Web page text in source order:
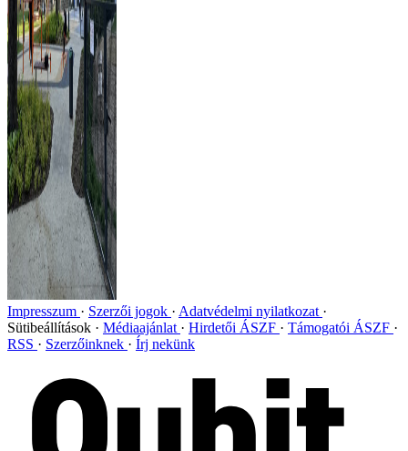
Impresszum Szerzői jogok
Adatvédelmi nyilatkozat
Sütibeállítások
Médiaajánlat Hirdetői ÁSZF
Támogatói ÁSZF
RSS
Szerzőinknek Írj nekünk